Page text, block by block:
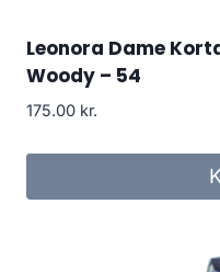
Leonora Dame
Woody – 54
175.00 kr.